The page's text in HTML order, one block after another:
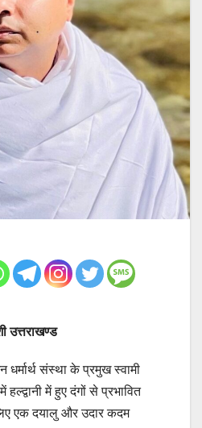
उत्तराखण्ड
धर्मार्थ संस्था के प्रमुख स्वामी
हल्द्वानी में हुए दंगों से प्रभावित
एक दयालु और उदार कदम